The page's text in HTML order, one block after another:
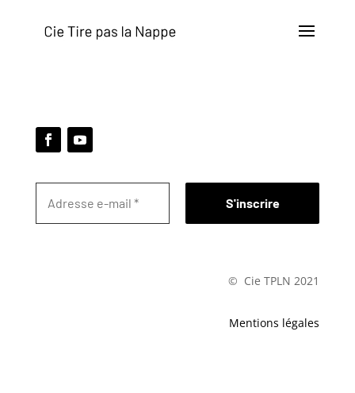
© Cie TPLN 2021
Mentions légales